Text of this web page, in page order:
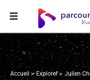
Accueil Explorer Julien